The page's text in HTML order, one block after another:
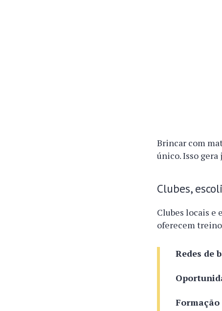
Brincar com
único. Isso gera
Clubes,
Clubes locais e
oferecem
Redes de